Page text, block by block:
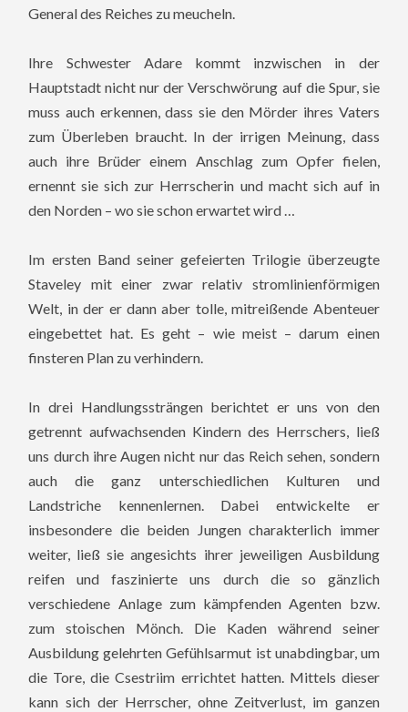
General des Reiches zu meucheln.
Ihre Schwester Adare kommt inzwischen in der
Hauptstadt nicht nur der Verschwörung auf die Spur, sie
muss auch erkennen, dass sie den Mörder ihres Vaters
zum Überleben braucht. In der irrigen Meinung, dass
auch ihre Brüder einem Anschlag zum Opfer fielen,
ernennt sie sich zur Herrscherin und macht sich auf in
den Norden – wo sie schon erwartet wird …
Im ersten Band seiner gefeierten Trilogie überzeugte
Staveley mit einer zwar relativ stromlinienförmigen
Welt, in der er dann aber tolle, mitreißende Abenteuer
eingebettet hat. Es geht – wie meist – darum einen
finsteren Plan zu verhindern.
In drei Handlungssträngen berichtet er uns von den
getrennt aufwachsenden Kindern des Herrschers, ließ
uns durch ihre Augen nicht nur das Reich sehen, sondern
auch die ganz unterschiedlichen Kulturen und
Landstriche kennenlernen. Dabei entwickelte er
insbesondere die beiden Jungen charakterlich immer
weiter, ließ sie angesichts ihrer jeweiligen Ausbildung
reifen und faszinierte uns durch die so gänzlich
verschiedene Anlage zum kämpfenden Agenten bzw.
zum stoischen Mönch. Die Kaden während seiner
Ausbildung gelehrten Gefühlsarmut ist unabdingbar, um
die Tore, die Csestriim errichtet hatten. Mittels dieser
kann sich der Herrscher, ohne Zeitverlust, im ganzen